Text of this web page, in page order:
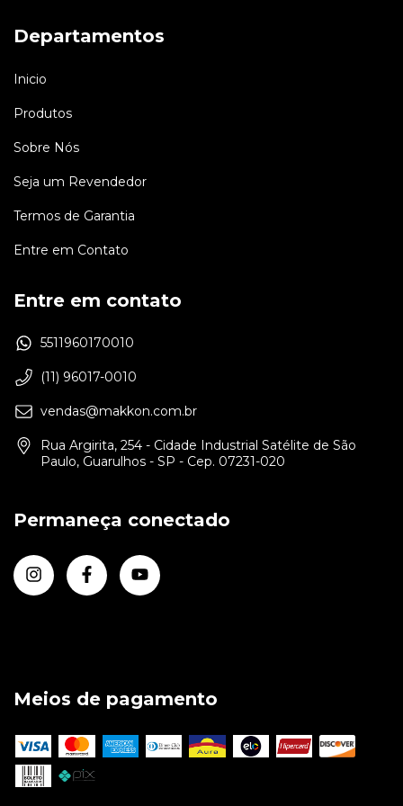
R$764,42
R$687,98com
Departamentos
Inicio
Produtos
Sobre Nós
Seja um Revendedor
Termos de Garantia
Entre em Contato
Entre em contato
5511960170010
(11) 96017-0010
vendas@makkon.com.br
Rua Argirita, 254 - Cidade Industrial Satélite de São
Paulo, Guarulhos - SP - Cep. 07231-020
Permaneça conectado
Meios de pagamento